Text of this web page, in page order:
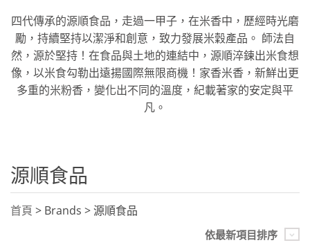
四代傳承的源順食品，走過一甲子，在米香中，歷經時光磨
勵，持續堅持以潔淨和創意，致力發展米穀產品。 師法自
然，源於堅持！在食品與土地的連結中，源順淬鍊出米食想
像，以米食勾勒出遠揚國際無限商機！家香米香，新鮮出更
多重的米粉香，變化出不同的溫度，紀載著家的安定與平
凡。
首頁 > Brands > 源順食品
源順食品
依最新項目排序